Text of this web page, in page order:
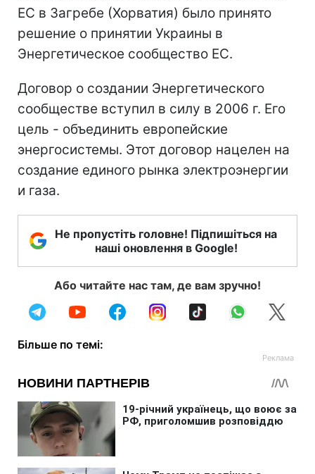
ЕС в Загребе (Хорватия) было принято
решение о принятии Украины в
Энергетическое сообщество ЕС.
Договор о создании Энергетического
сообществе вступил в силу в 2006 г. Его
цель - объединить европейские
энергосистемы. Этот договор нацелен на
создание единого рынка электроэнергии
и газа.
Не пропустіть головне! Підпишіться на
наші оновлення в Google!
Або читайте нас там, де вам зручно!
Більше по темі: